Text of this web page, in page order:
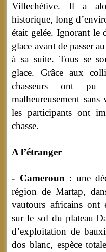
Villechétive. Il a
historique, long
était gelée. Ignorant le
glace avant de passer
à sa suite. Tous se
glace. Grâce aux
chasseurs ont pu
malheureusement
les participants ont
chasse.
A l’étranger
- Cameroun: une
région de Martap,
vautours africains ont
sur le sol du plateau
d’exploitation de
dos blanc, espèce